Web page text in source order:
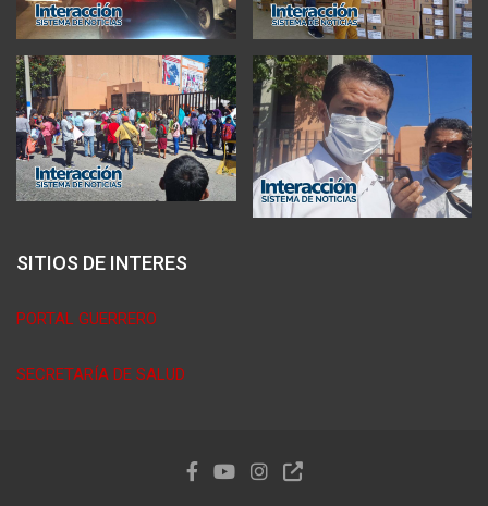
SITIOS DE INTERES
PORTAL GUERRERO
SECRETARÍA DE SALUD